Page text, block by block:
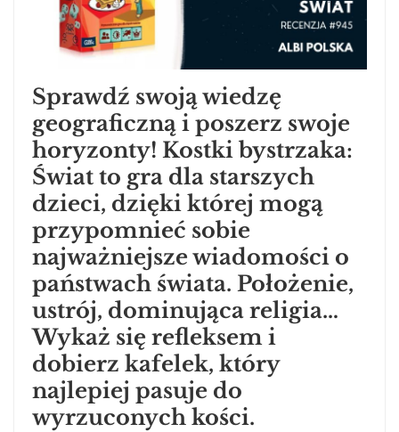
Sprawdź swoją wiedzę
geograficzną i poszerz swoje
horyzonty! Kostki bystrzaka:
Świat to gra dla starszych
dzieci, dzięki której mogą
przypomnieć sobie
najważniejsze wiadomości o
państwach świata. Położenie,
ustrój, dominująca religia…
Wykaż się refleksem i
dobierz kafelek, który
najlepiej pasuje do
wyrzuconych kości.